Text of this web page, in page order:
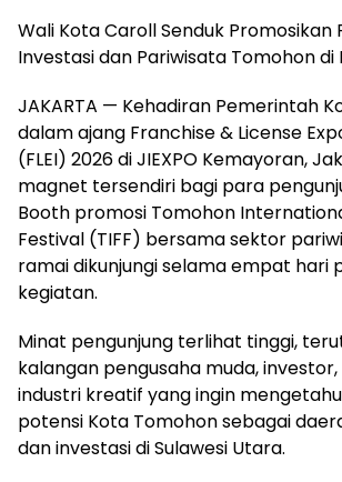
Wali Kota Caroll Senduk Promosikan
Investasi dan Pariwisata Tomohon di
JAKARTA — Kehadiran Pemerintah
dalam ajang Franchise & License
(FLEI) 2026 di JIEXPO Kemayoran,
magnet tersendiri bagi para
Booth promosi Tomohon
Festival (TIFF) bersama sektor
ramai dikunjungi selama empat hari
kegiatan.
Minat pengunjung terlihat tinggi,
kalangan pengusaha muda,
industri kreatif yang ingin
potensi Kota Tomohon sebagai
dan investasi di Sulawesi Utara.